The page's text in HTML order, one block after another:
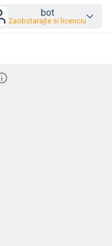
bot
Zaobstarajte si licenciu